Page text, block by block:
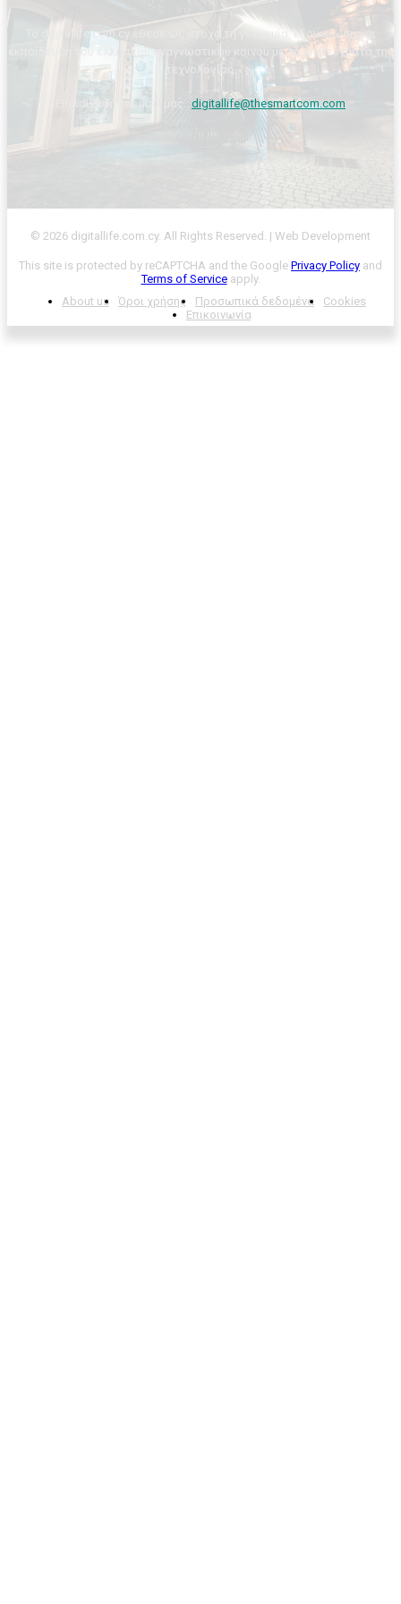
Το digitallife.com.cy έθεσε ως στόχο τη γνωριμία, εξοικείωση και
εκπαίδευση του ελληνικού αναγνωστικού κοινού με τα επιτεύγματα της
τεχνολογίας.
Επικοινωνήστε μαζί μας : digitallife@thesmartcom.com
© 2026 digitallife.com.cy. All Rights Reserved. | Web Development
This site is protected by reCAPTCHA and the Google Privacy Policy and
Terms of Serviceapply.
About us
Όροι χρήσης Προσωπικά δεδομένα
Cookies
Επικοινωνία